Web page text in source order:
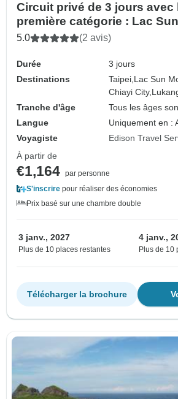
Circuit privé de 3 jours avec
première catégorie : Lac
forestier d'Alishan, Vieille
5.0 (2 avis)
Durée
3 jours
Destinations
Taipei,Lac Sun
Chiayi City,
Tranche d'âge
Tous les âges
Langue
Uniquement en :
Voyagiste
Edison Travel
À partir de
€1,164 par personne
S'inscrire pour réaliser des économies
Prix basé sur une chambre double
3 janv., 2027
Plus de 10 places restantes
4 janv.,
Plus de 10
Télécharger la brochure